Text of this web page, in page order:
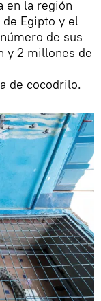
en la región
Egipto y el
de sus
y 2 millones de
de cocodrilo.